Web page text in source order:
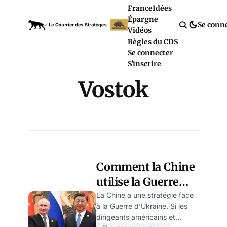
FranceIdées
Épargne
Vidéos
Règles du CDS
Se connecter
S'inscrire
Se
Vostok
Comment la Chine
utilise la Guerre
d’Ukraine pour
affaiblir la
La Chine a une stratégie face
à la Guerre d’Ukraine. Si les
dirigeants américains et